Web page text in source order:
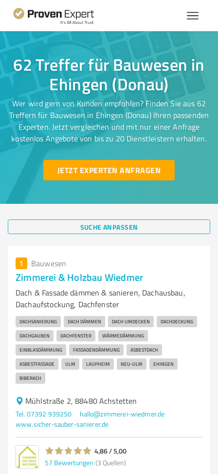
62 Treffer für Bauwesen in
Ehingen (Donau)
Wer wird gern von Kunden empfohlen? Finden Sie aus 62
Treffern für Bauwesen in Ehingen (Donau) Ihren passenden
Experten. Jetzt vergleichen und mit nur einer Anfrage
kostenlos Angebote von bis zu 20 Dienstleistern erhalten.
JETZT EXPERTEN ANFRAGEN
SUCHE ANPASSEN
1 Bauwesen
Zimmerei & Holzbau Wiedmer
Dach & Fassade dämmen & sanieren, Dachausbau,
Dachaufstockung, Dachfenster
DACHSANIERUNG DACH DÄMMEN DACH UMDECKEN DACHDECKUNG
DACHGAUBEN DACHFENSTER WÄRMEDÄMMUNG
EINBLASDÄMMUNG FASSADENDÄMMUNG ASBESTDACH
ASBESTFASSADE ULM LAUPHEIM NEU-ULM EHINGEN
BIBERACH
Mühlstraße 2, 88480 Achstetten
Tel. 07392 939250
hallo@zimmerei-wiedmer.de
www.sicher-sauber-sanierer.de
4,86 / 5,00
57 Bewertungen (3 Quellen)